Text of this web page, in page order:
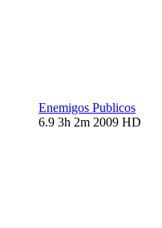
Enemigos Publicos
6.9 3h 2m 2009 HD